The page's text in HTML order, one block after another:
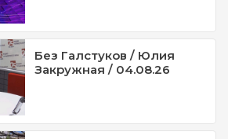
Без Галстуков / Юлия
Закружная / 04.08.26